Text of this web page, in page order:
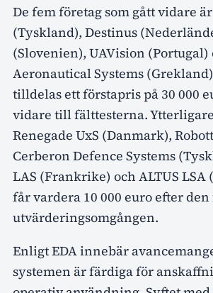
De fem företag som gått vidare är
(Tyskland), Destinus
(Slovenien), UAVision
Aeronautical Systems
tilldelas ett förstapris på 30 000
vidare till fälttesterna.
Renegade UxS (Danmark),
Cerberon Defence Systems
LAS (Frankrike) och ALTUS LSA
får vardera 10 000 euro efter
utvärderingsomgången.
Enligt EDA innebär
systemen är färdiga för